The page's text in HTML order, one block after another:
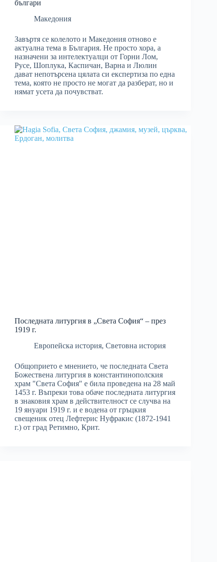
българи
Македония
Завъртя се колелото и Македония отново е
актуална тема в България. Не просто хора, а
назначени за интелектуалци от Горни Лом,
Русе, Шоплука, Каспичан, Варна и Люлин
дават непотърсена цялата си експертиза по една
тема, която не просто не могат да разберат, но и
нямат усета да почувстват.
Последната литургия в „Света София“ – през
1919 г.
Европейска история, Световна история
Общоприето е мнението, че последната Света
Божествена литургия в константинополския
храм "Света София" е била проведена на 28 май
1453 г. Въпреки това обаче последната литургия
в знаковия храм в действителност се случва на
19 януари 1919 г. и е водена от гръцкия
свещеник отец Лефтерис Нуфракис (1872-1941
г.) от град Ретимно, Крит.